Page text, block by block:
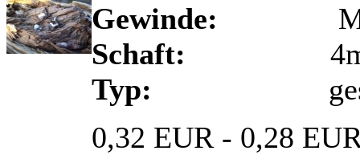
Gewinde:
Schaft:
Typ:
0,32 EUR - 0,28